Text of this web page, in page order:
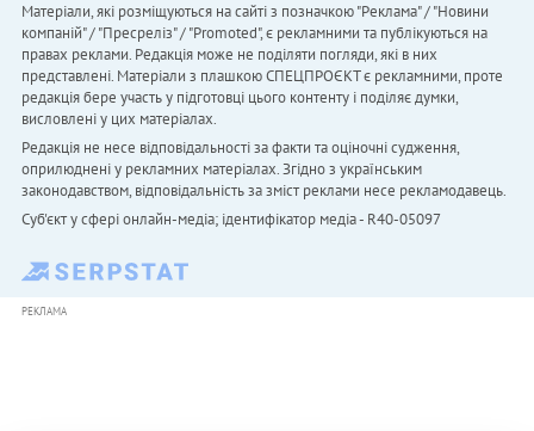
Матеріали, які розміщуються на сайті з позначкою "Реклама" / "Новини
компаній" / "Пресреліз" / "Promoted", є рекламними та публікуються на
правах реклами. Редакція може не поділяти погляди, які в них
представлені. Матеріали з плашкою СПЕЦПРОЄКТ є рекламними, проте
редакція бере участь у підготовці цього контенту і поділяє думки,
висловлені у цих матеріалах.
Редакція не несе відповідальності за факти та оціночні судження,
оприлюднені у рекламних матеріалах. Згідно з українським
законодавством, відповідальність за зміст реклами несе рекламодавець.
Cуб'єкт у сфері онлайн-медіа; ідентифікатор медіа - R40-05097
РЕКЛАМА